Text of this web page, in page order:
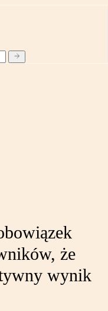
że
wynik